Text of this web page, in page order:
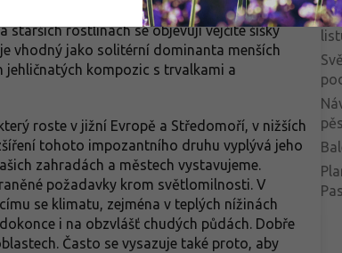
dlouhé, tuhé, tmavě zelené a lehce lesklé.
starších rostlinách se objevují vejčité šišky
vhodný jako solitérní dominanta menších
jehličnatých kompozic s trvalkami a
roste v jižní Evropě a Středomoří, v nižších
tohoto impozantního druhu vyplývá jeho
zahradách a městech vystavujeme.
požadavky krom světlomilnosti. V
se klimatu, zejména v teplých nížinách
i na obzvlášť chudých půdách. Dobře
Často se vysazuje také proto, aby